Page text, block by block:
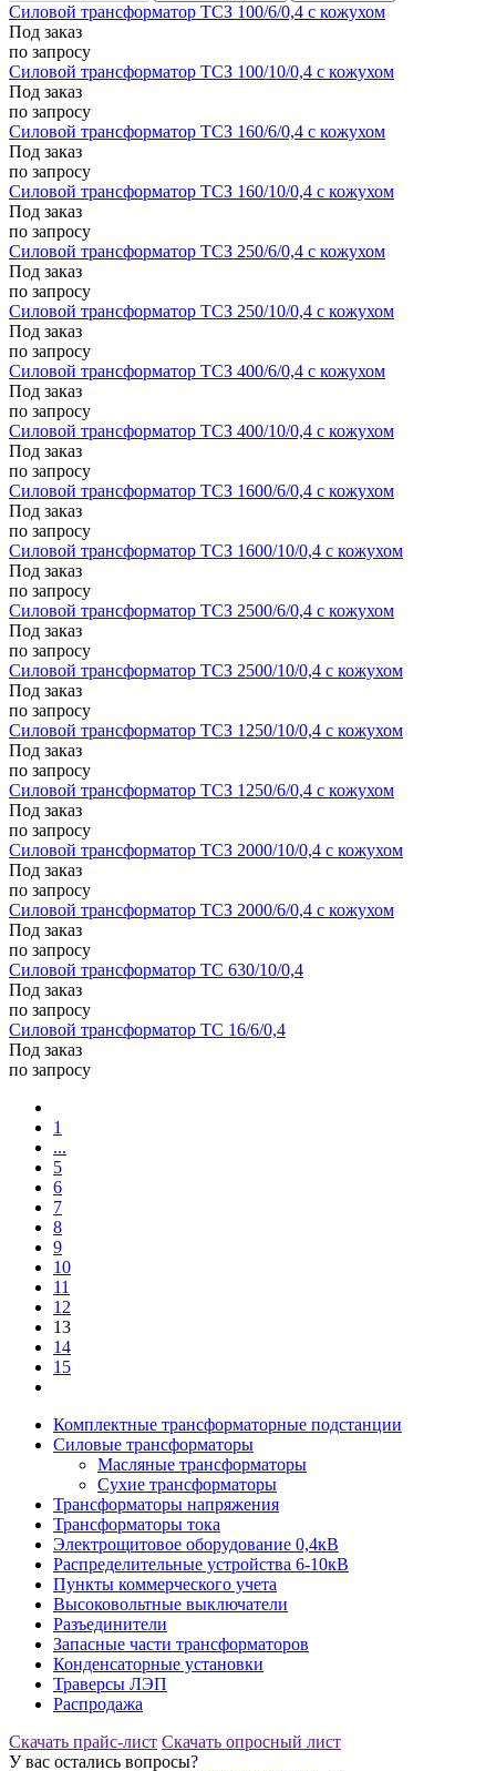
Силовой трансформатор ТСЗ 100/6/0,4 с кожухом
Под заказ
по запросу
Силовой трансформатор ТСЗ 100/10/0,4 с кожухом
Под заказ
по запросу
Силовой трансформатор ТСЗ 160/6/0,4 с кожухом
Под заказ
по запросу
Силовой трансформатор ТСЗ 160/10/0,4 с кожухом
Под заказ
по запросу
Силовой трансформатор ТСЗ 250/6/0,4 с кожухом
Под заказ
по запросу
Силовой трансформатор ТСЗ 250/10/0,4 с кожухом
Под заказ
по запросу
Силовой трансформатор ТСЗ 400/6/0,4 с кожухом
Под заказ
по запросу
Силовой трансформатор ТСЗ 400/10/0,4 с кожухом
Под заказ
по запросу
Силовой трансформатор ТСЗ 1600/6/0,4 с кожухом
Под заказ
по запросу
Силовой трансформатор ТСЗ 1600/10/0,4 с кожухом
Под заказ
по запросу
Силовой трансформатор ТСЗ 2500/6/0,4 с кожухом
Под заказ
по запросу
Силовой трансформатор ТСЗ 2500/10/0,4 с кожухом
Под заказ
по запросу
Силовой трансформатор ТСЗ 1250/10/0,4 с кожухом
Под заказ
по запросу
Силовой трансформатор ТСЗ 1250/6/0,4 с кожухом
Под заказ
по запросу
Силовой трансформатор ТСЗ 2000/10/0,4 с кожухом
Под заказ
по запросу
Силовой трансформатор ТСЗ 2000/6/0,4 с кожухом
Под заказ
по запросу
Силовой трансформатор ТС 630/10/0,4
Под заказ
по запросу
Силовой трансформатор ТС 16/6/0,4
Под заказ
по запросу
1
...
5
6
7
8
9
10
11
12
13
14
15
Комплектные трансформаторные подстанции
Силовые трансформаторы
Масляные трансформаторы
Сухие трансформаторы
Трансформаторы напряжения
Трансформаторы тока
Электрощитовое оборудование 0,4кВ
Распределительные устройства 6-10кВ
Пункты коммерческого учета
Высоковольтные выключатели
Разъединители
Запасные части трансформаторов
Конденсаторные установки
Траверсы ЛЭП
Распродажа
Скачать прайс-лист Скачать опросный лист
У вас остались вопросы?